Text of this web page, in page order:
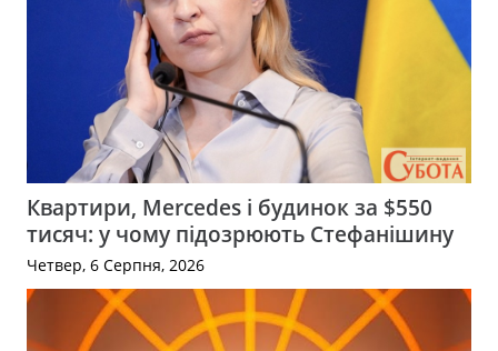
Квартири, Mercedes і будинок за $550
тисяч: у чому підозрюють Стефанішину
Четвер, 6 Серпня, 2026